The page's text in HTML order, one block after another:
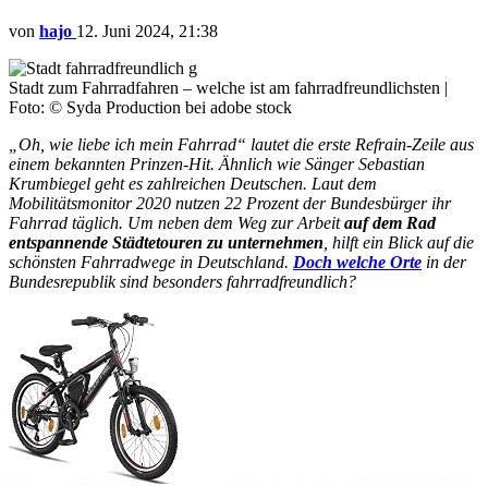
von hajo 12. Juni 2024, 21:38
Stadt zum Fahrradfahren – welche ist am fahrradfreundlichsten |
Foto: © Syda Production bei adobe stock
„Oh, wie liebe ich mein Fahrrad“ lautet die erste Refrain-Zeile aus
einem bekannten Prinzen-Hit. Ähnlich wie Sänger Sebastian
Krumbiegel geht es zahlreichen Deutschen. Laut dem
Mobilitätsmonitor 2020 nutzen 22 Prozent der Bundesbürger ihr
Fahrrad täglich. Um neben dem Weg zur Arbeitauf dem Rad
entspannende Städtetouren zu unternehmen , hilft ein Blick auf die
schönsten Fahrradwege in Deutschland. Doch welche Orte in der
Bundesrepublik sind besonders fahrradfreundlich?